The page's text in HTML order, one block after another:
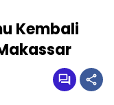
Kembali